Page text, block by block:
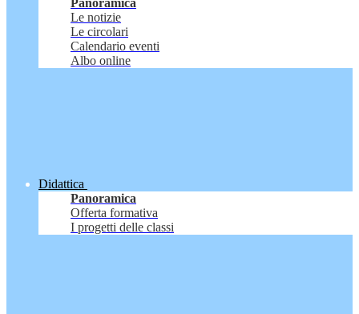
Panoramica
Le notizie
Le circolari
Calendario eventi
Albo online
Didattica
Panoramica
Offerta formativa
I progetti delle classi